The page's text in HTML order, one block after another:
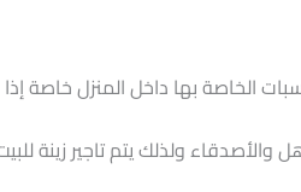
الخاصة بها داخل المنزل خاصة
ولذلك يتم تاجير زينة